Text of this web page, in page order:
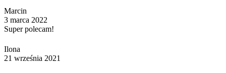
Marcin
3 marca 2022
Super polecam!
Ilona
21 września 2021